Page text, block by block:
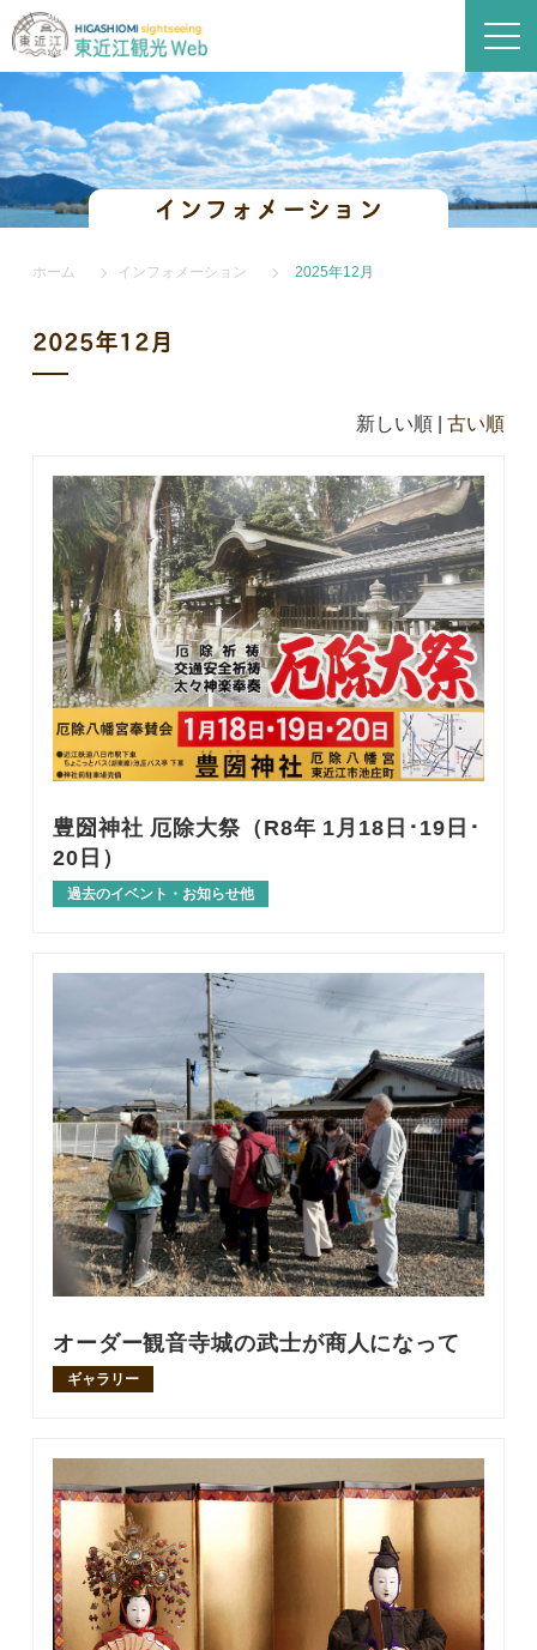
インフォメーション
ホーム インフォメーション 2025年12月
2025年12月
新しい順 |古い順
豊圀神社 厄除大祭（R8年 1月18日･19日･
20日）
過去のイベント・お知らせ他
オーダー観音寺城の武士が商人になって
ギャラリー